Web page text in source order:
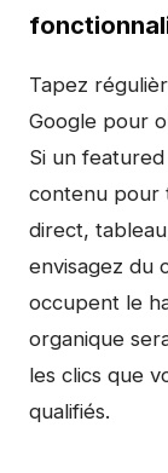
Tapez
Google pour
Si un
contenu pour
direct,
envisagez du
occupent le
organique
les clics que
qualifiés.